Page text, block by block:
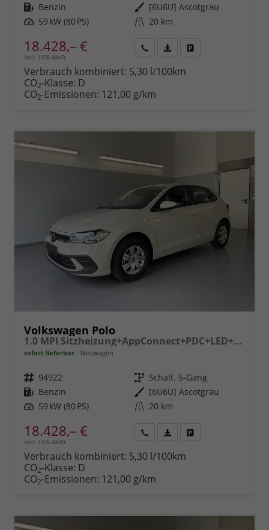
Kraftstoff Benzin Außenfarbe [6U6U] Ascotgrau
Leistung 59 kW (80 PS) Kilometerstand 20 km
18.428,– €
incl. 19% MwSt.
anfordern
Datei,
Verbrauch kombiniert: 5,30 l/100km
CO2-Klasse: D
CO2-Emissionen: 121,00 g/km
Volkswagen Polo
1.0 MPI Sitzheizung+AppConnect+PDC+LED+Touch+Lichtsensor+MultiLenkrad
sofort lieferbar Neuwagen
Fahrzeugnr. 94922 Getriebe Schalt. 5-Gang
Kraftstoff Benzin Außenfarbe [6U6U] Ascotgrau
Leistung 59 kW (80 PS) Kilometerstand 20 km
18.428,– €
incl. 19% MwSt.
anfordern
Datei,
Verbrauch kombiniert: 5,30 l/100km
CO2-Klasse: D
CO2-Emissionen: 121,00 g/km